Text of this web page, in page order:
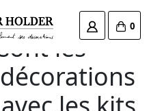
0
les